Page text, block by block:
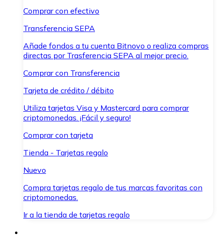
Comprar con efectivo
Transferencia SEPA
Añade fondos a tu cuenta Bitnovo o realiza compras
directas por Trasferencia SEPA al mejor precio.
Comprar con Transferencia
Tarjeta de crédito / débito
Utiliza tarjetas Visa y Mastercard para comprar
criptomonedas. ¡Fácil y seguro!
Comprar con tarjeta
Tienda - Tarjetas regalo
Nuevo
Compra tarjetas regalo de tus marcas favoritas con
criptomonedas.
Ir a la tienda de tarjetas regalo